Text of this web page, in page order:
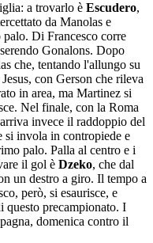
a trovarlo è Escudero,
da Manolas e
Di Francesco corre
Gonalons. Dopo
che, tentando l'allungo su
con Gerson che rileva
in area, ma Martinez si
Nel finale, con la Roma
invece il raddoppio del
si invola in contropiede e
palo. Palla al centro e i
il gol è Dzeko, che dal
un destro a giro. Il tempo a
però, si esaurisce, e
questo precampionato. I
domenica contro il